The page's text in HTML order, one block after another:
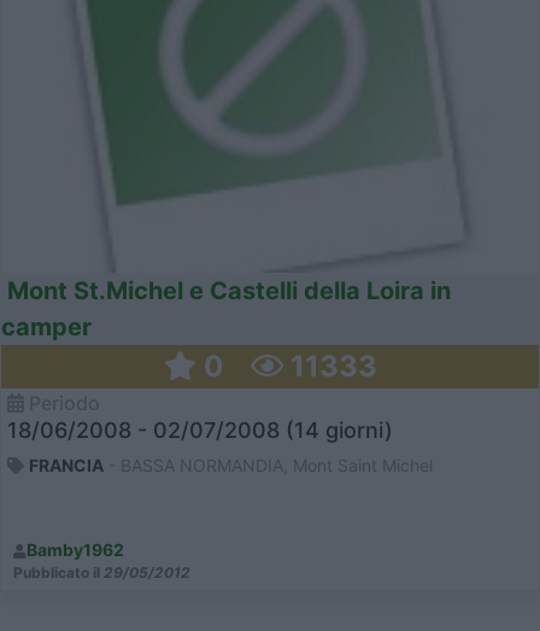
Mont St.Michel e Castelli della Loira in
camper
0 11333
18/06/2008 - 02/07/2008 (14 giorni)
FRANCIA - BASSA NORMANDIA, Mont Saint Michel
Bamby1962
Pubblicato il 29/05/2012